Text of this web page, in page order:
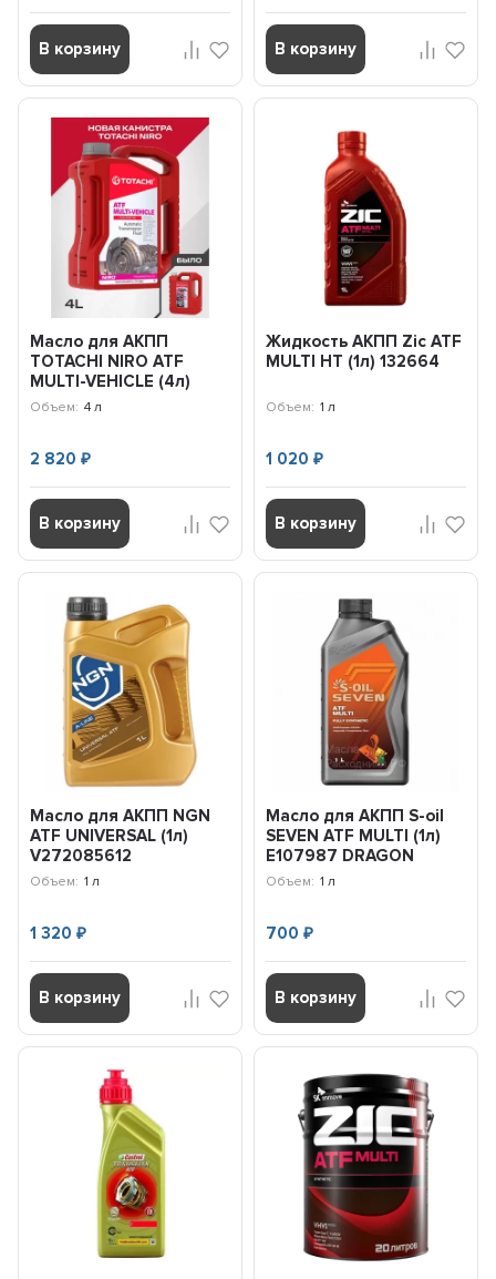
В корзину В корзину
Масло для АКПП
TOTACHI NIRO ATF
MULTI-VEHICLE (4л)
22404
Объем: 4 л
2 820₽
В корзину
Жидкость АКПП Zic ATF
MULTI HT (1л) 132664
Объем: 1 л
1 020 ₽
В корзину
Масло для АКПП NGN
ATF UNIVERSAL (1л)
V272085612
Объем: 1 л
1 320₽
В корзину
Масло для АКПП S-oil
SEVEN ATF MULTI (1л)
E107987 DRAGON
Объем: 1 л
700 ₽
В корзину